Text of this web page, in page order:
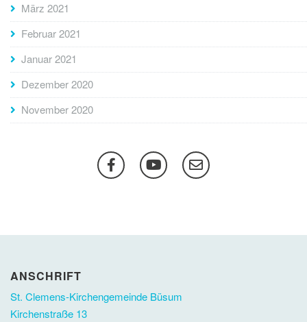
März 2021
Februar 2021
Januar 2021
Dezember 2020
November 2020
ANSCHRIFT
St. Clemens-Kirchengemeinde Büsum
Kirchenstraße 13